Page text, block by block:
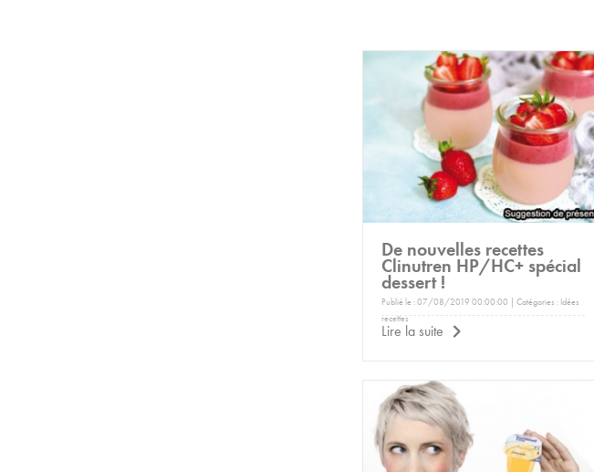
De nouvelles recettes
Clinutren HP/HC+ spécial
dessert !
Publié le : 07/08/2019 00:00:00 | Catégories : Idées
recettes
Lire la suite